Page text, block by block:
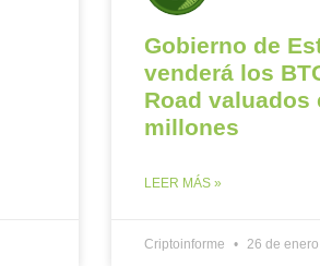
Gobierno de
venderá los
Road valuados
millones
LEER MÁS »
Criptoinforme 26 de